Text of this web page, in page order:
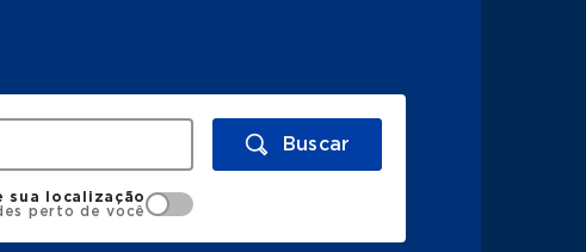
Buscar
sua localização
perto de você